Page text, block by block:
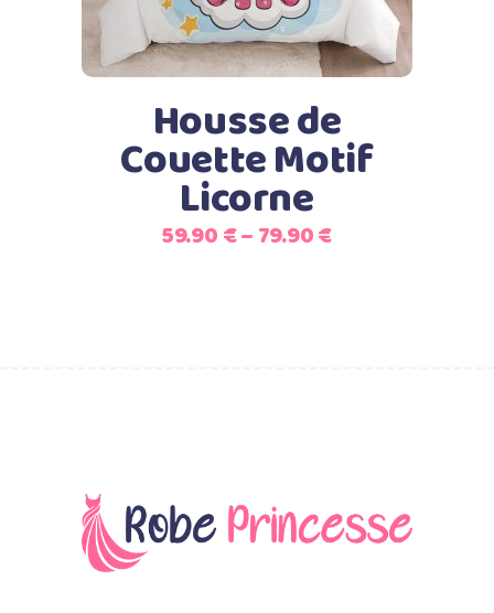
variations.
Les
options
choisies
Housse de
Couette Motif
Licorne
59.90€–79.90€